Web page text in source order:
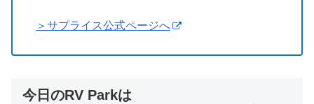
＞サプライス公式ページへ
今日のRV Parkは